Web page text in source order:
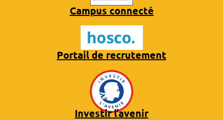
Campus connecté
Portail de recrutement
Investir l’avenir